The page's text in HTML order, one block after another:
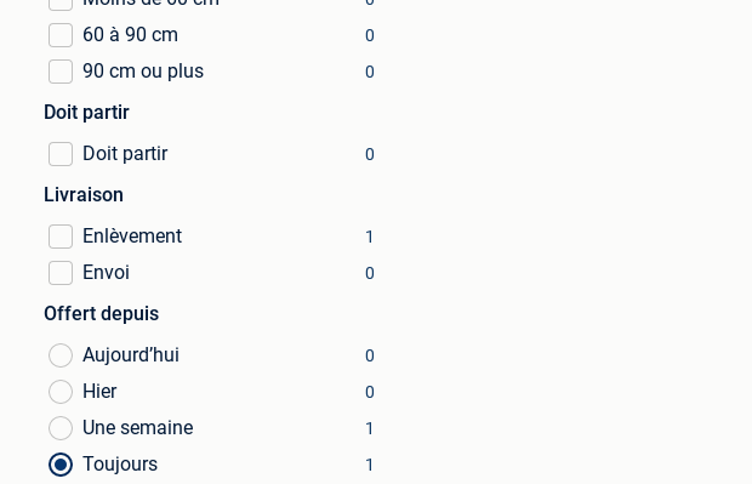
60 à 90 cm 0
90 cm ou plus 0
Doit partir
Doit partir
0
Livraison
Enlèvement
1
Envoi 0
Offert depuis
Aujourd’hui
0
Hier 0
Une semaine 1
Toujours 1